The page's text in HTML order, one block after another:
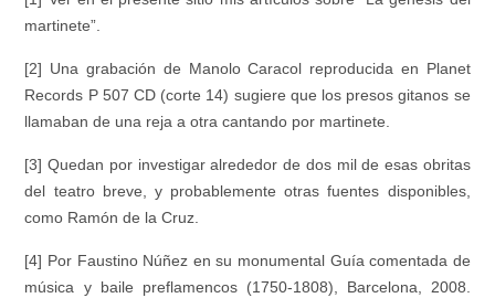
martinete”.
[2] Una grabación de Manolo Caracol reproducida en Planet
Records P 507 CD (corte 14) sugiere que los presos gitanos se
llamaban de una reja a otra cantando por martinete.
[3] Quedan por investigar alrededor de dos mil de esas obritas
del teatro breve, y probablemente otras fuentes disponibles,
como Ramón de la Cruz.
[4] Por Faustino Núñez en su monumental Guía comentada de
música y baile preflamencos (1750-1808), Barcelona, 2008.